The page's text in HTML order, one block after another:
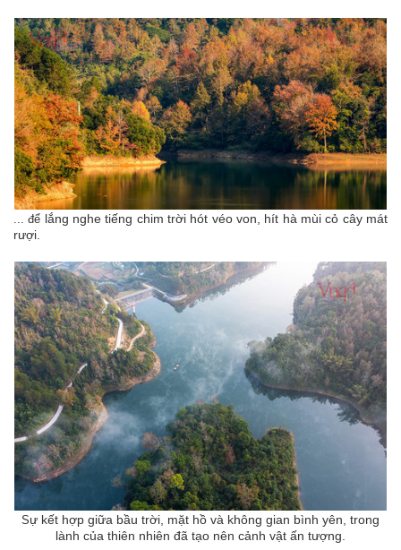
... để lắng nghe tiếng chim trời hót véo von, hít hà mùi cỏ cây mát
rượi.
Sự kết hợp giữa bầu trời, mặt hồ và không gian bình yên, trong
lành của thiên nhiên đã tạo nên cảnh vật ấn tượng.